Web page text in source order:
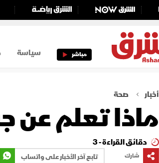
مباشر سياسة
أخبار صحة
ماذا تعلم عن
دقائق القراءة - 3
شارك
تابع آخر الأخبار على واتساب